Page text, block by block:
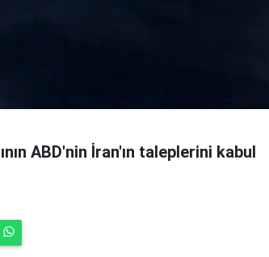
ABD'nin İran'ın taleplerini kabul